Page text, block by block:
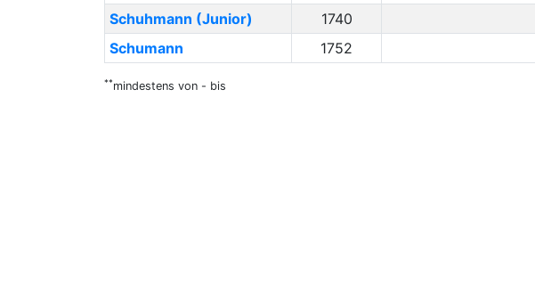
Schuhmann (Junior)
1740
Schumann
1752
**mindestens von - bis